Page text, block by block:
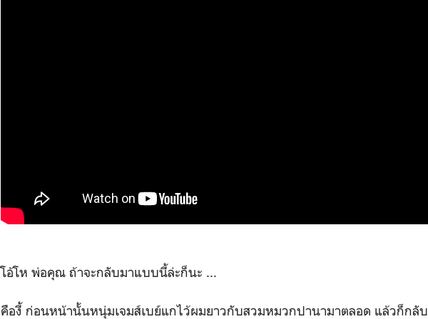
โอ้โห พ่อคุณ ถ้าจะกลับมาแบบนี้ล่ะก็นะ ...
คืองี้ ก่อนหน้านั้นหนุ่มเจมส์เบย์แกไว้ผมยาวกับสวมหมวกปานามาตลอด แล้วก็กลั